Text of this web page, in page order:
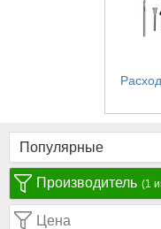
Производитель (1
Цена